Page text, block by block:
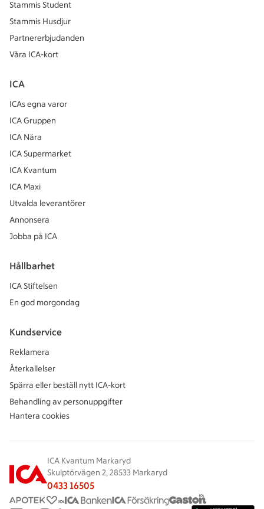
Stammis Student
Stammis Husdjur
Partnererbjudanden
Våra ICA-kort
ICA
ICAs egna varor
ICA Gruppen
ICA Nära
ICA Supermarket
ICA Kvantum
ICA Maxi
Utvalda leverantörer
Annonsera
Jobba på ICA
Hållbarhet
ICA Stiftelsen
En god morgondag
Kundservice
Reklamera
Återkallelser
Spärra eller beställ nytt ICA-kort
Behandling av personuppgifter
Hantera cookies
ICA Kvantum Markaryd
Skulptörvägen 2, 28533 Markaryd
0433 16505